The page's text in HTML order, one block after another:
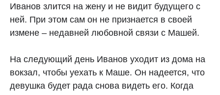
Иванов злится на жену и не видит будущего с
ней. При этом сам он не признается в своей
измене – недавней любовной связи с Машей.
На следующий день Иванов уходит из дома на
вокзал, чтобы уехать к Маше. Он надеется, что
девушка будет рада снова видеть его. Когда